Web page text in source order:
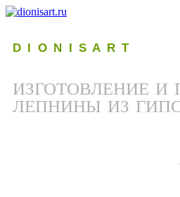
D I O N I S A R T
ИЗГОТОВЛЕНИЕ И
ЛЕПНИНЫ ИЗ